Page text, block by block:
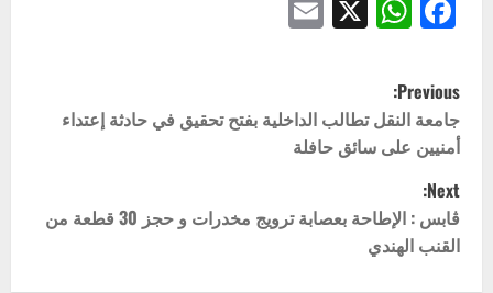
Facebook
WhatsApp
X
P
o
s
t
n
Previous:
جامعة النقل تطالب الداخلية بفتح تحقيق في حادثة إعتداء
أمنيين على سائق حافلة
Next:
ڨابس : الإطاحة بعصابة ترويج مخدرات و حجز 30 قطعة من
القنب الهندي